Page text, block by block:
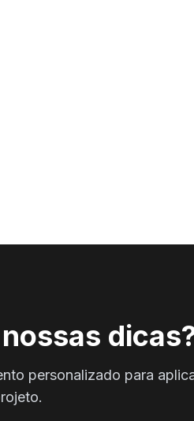
personalizado para